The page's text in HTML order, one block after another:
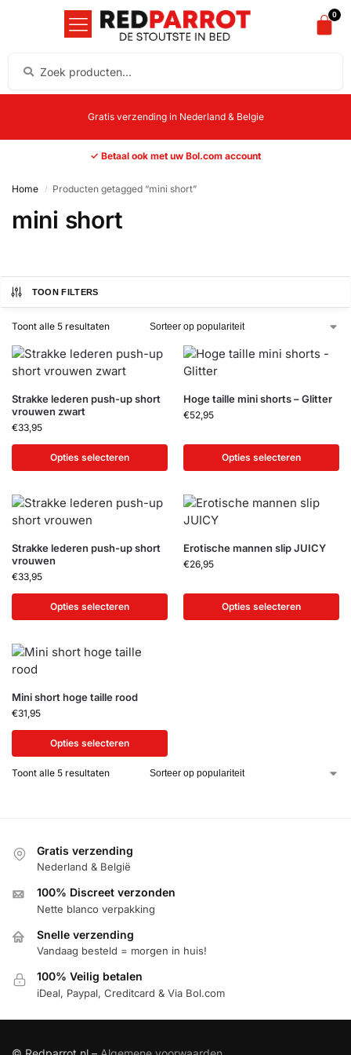
0
Gratis verzending in Nederland & Belgie
✓ Betaal ook met uw Bol.com account
Home / Producten getagged “mini short”
mini short
TOON FILTERS
Toont alle 5 resultaten
Strakke lederen push-up short
vrouwen zwart
€33,95
Opties selecteren
Hoge taille mini shorts – Glitter
€52,95
Opties selecteren
Strakke lederen push-up short
vrouwen
€33,95
Opties selecteren
Erotische mannen slip JUICY
€26,95
Opties selecteren
Mini short hoge taille rood
€31,95
Opties selecteren
Toont alle 5 resultaten
Gratis verzending
Nederland & België
100% Discreet verzonden
Nette blanco verpakking
Snelle verzending
Vandaag besteld = morgen in huis!
100% Veilig betalen
iDeal, Paypal, Creditcard & Via Bol.com